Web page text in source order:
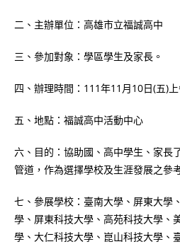
二、主辦單位：高雄市立福誠高中
三、參加對象：學區學生及家長。
四、辦理時間：111年11月10日(五)
五、地點：福誠高中活動中心
六、目的：協助國、高中學生、家長
管道，作為選擇學校及生涯發展之參
七、參展學校：臺南大學、屏東大學
學、屏東科技大學、高苑科技大學、
學、大仁科技大學、崑山科技大學、